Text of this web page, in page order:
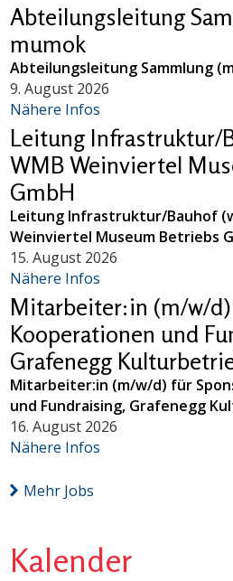
Abteilungsleitung
mumok
Abteilungsleitung Sammlung
9. August 2026
Nähere Infos
Leitung Infrastruktur/
WMB Weinviertel
GmbH
Leitung Infrastruktur/Bauhof
Weinviertel Museum Betriebs
15. August 2026
Nähere Infos
Mitarbeiter:in (m/w/
Kooperationen und
Grafenegg
Mitarbeiter:in (m/w/d) für
und Fundraising, Grafenegg
16. August 2026
Nähere Infos
Mehr Jobs
Kalender